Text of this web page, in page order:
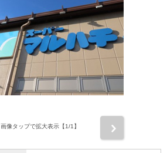
画像タップで拡大表示【1/1】